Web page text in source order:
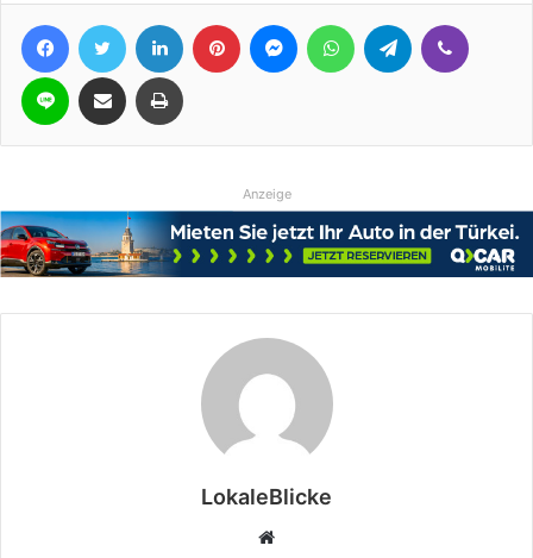
FacebookTwitter LinkedIn Pinterest MessengerWhatsAppTelegram
Line Teile per E-Mail Drucken
Anzeige
LokaleBlicke
Webseite